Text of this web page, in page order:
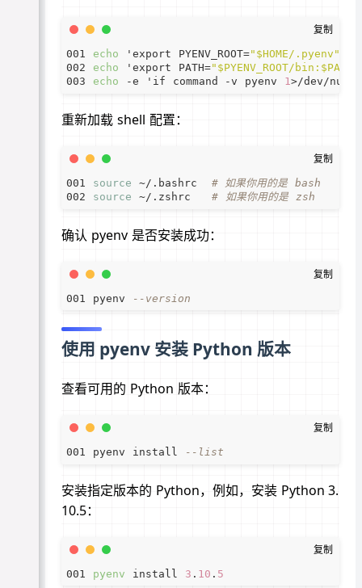
echo 'export PYENV_ROOT="$HOME/.pyenv"
echo 'export PATH="$PYENV_ROOT/bin:$PATH"
echo -e 'if command -v pyenv 1>/dev/null
重新加载 shell 配置：
source ~/.bashrc # 如果你用的是 bash
source ~/.zshrc # 如果你用的是 zsh
确认 pyenv 是否安装成功：
pyenv --version
使用 pyenv 安装 Python 版本
查看可用的 Python 版本：
pyenv install --list
安装指定版本的 Python，例如，安装 Python 3.
10.5：
pyenv install 3 . 10 . 5